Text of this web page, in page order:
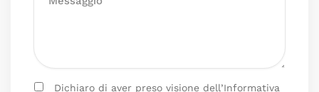
Dichiaro di aver preso visione dell’Informativa